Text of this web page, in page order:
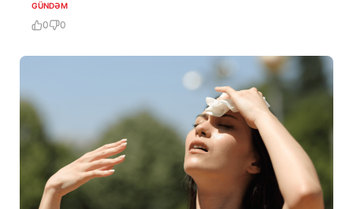
GÜNDƏM
0 0